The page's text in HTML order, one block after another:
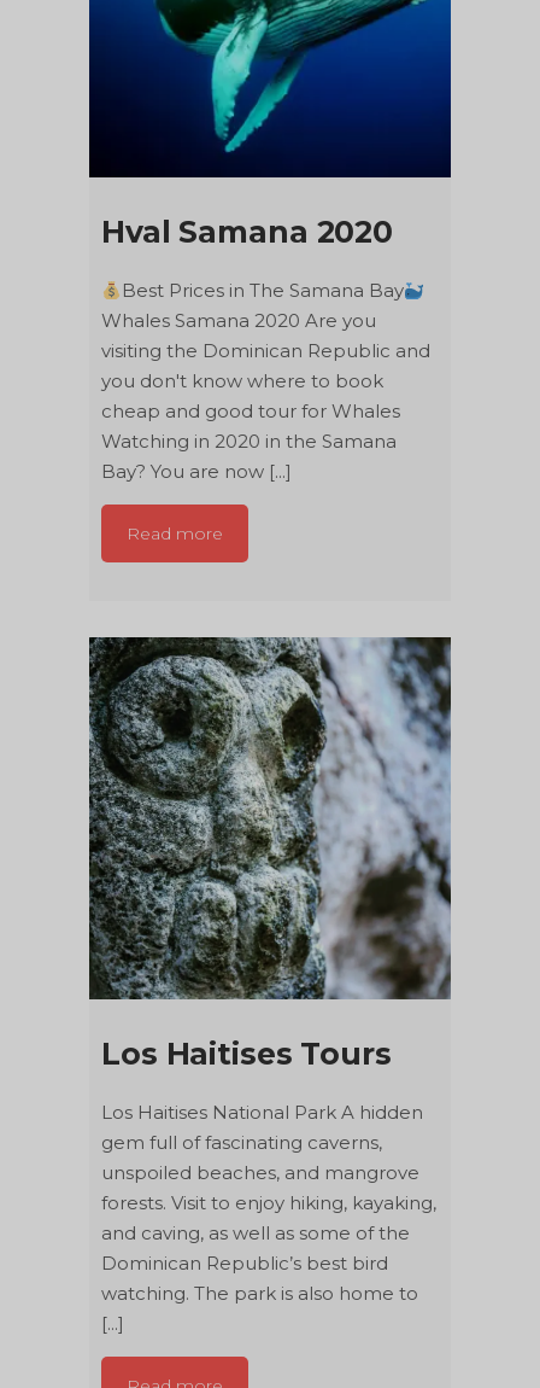
Hval Samana 2020
Best Prices in The Samana Bay
Whales Samana 2020 Are you
visiting the Dominican Republic and
you don't know where to book
cheap and good tour for Whales
Watching in 2020 in the Samana
Bay? You are now [...]
Read more
Los Haitises Tours
Los Haitises National Park A hidden
gem full of fascinating caverns,
unspoiled beaches, and mangrove
forests. Visit to enjoy hiking, kayaking,
and caving, as well as some of the
Dominican Republic’s best bird
watching. The park is also home to
[...]